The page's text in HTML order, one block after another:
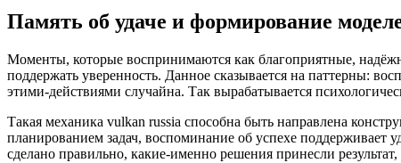
Память об удаче и формирование
Моменты, которые воспринимаются как благоприятные,
поддержать уверенность. Данное сказывается на паттерны:
этими-действиями случайна. Так вырабатывается
Такая механика vulkan russia способна быть направлена
планированием задач, воспоминание об успехе поддерживает
сделано правильно, какие-именно решения принесли